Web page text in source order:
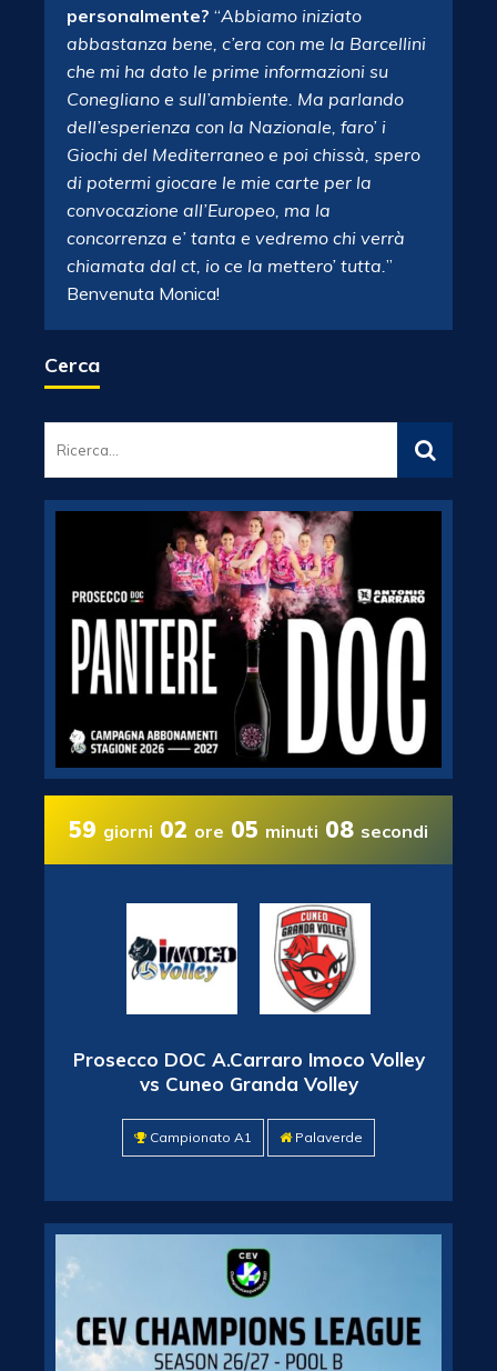
personalmente? “Abbiamo iniziato
abbastanza bene, c’era con me la Barcellini
che mi ha dato le prime informazioni su
Conegliano e sull’ambiente. Ma parlando
dell’esperienza con la Nazionale, faro’ i
Giochi del Mediterraneo e poi chissà, spero
di potermi giocare le mie carte per la
convocazione all’Europeo, ma la
concorrenza e’ tanta e vedremo chi verrà
chiamata dal ct, io ce la mettero’ tutta.”
Benvenuta Monica!
Cerca
59 giorni 02 ore 05 minuti 07 secondi
Prosecco DOC A.Carraro Imoco Volley
vs Cuneo Granda Volley
Campionato A1 Palaverde